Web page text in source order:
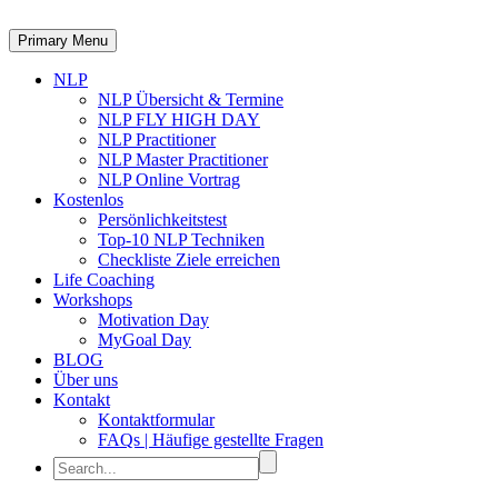
Primary Menu
NLP
NLP Übersicht & Termine
NLP FLY HIGH DAY
NLP Practitioner
NLP Master Practitioner
NLP Online Vortrag
Kostenlos
Persönlichkeitstest
Top-10 NLP Techniken
Checkliste Ziele erreichen
Life Coaching
Workshops
Motivation Day
MyGoal Day
BLOG
Über uns
Kontakt
Kontaktformular
FAQs | Häufige gestellte Fragen